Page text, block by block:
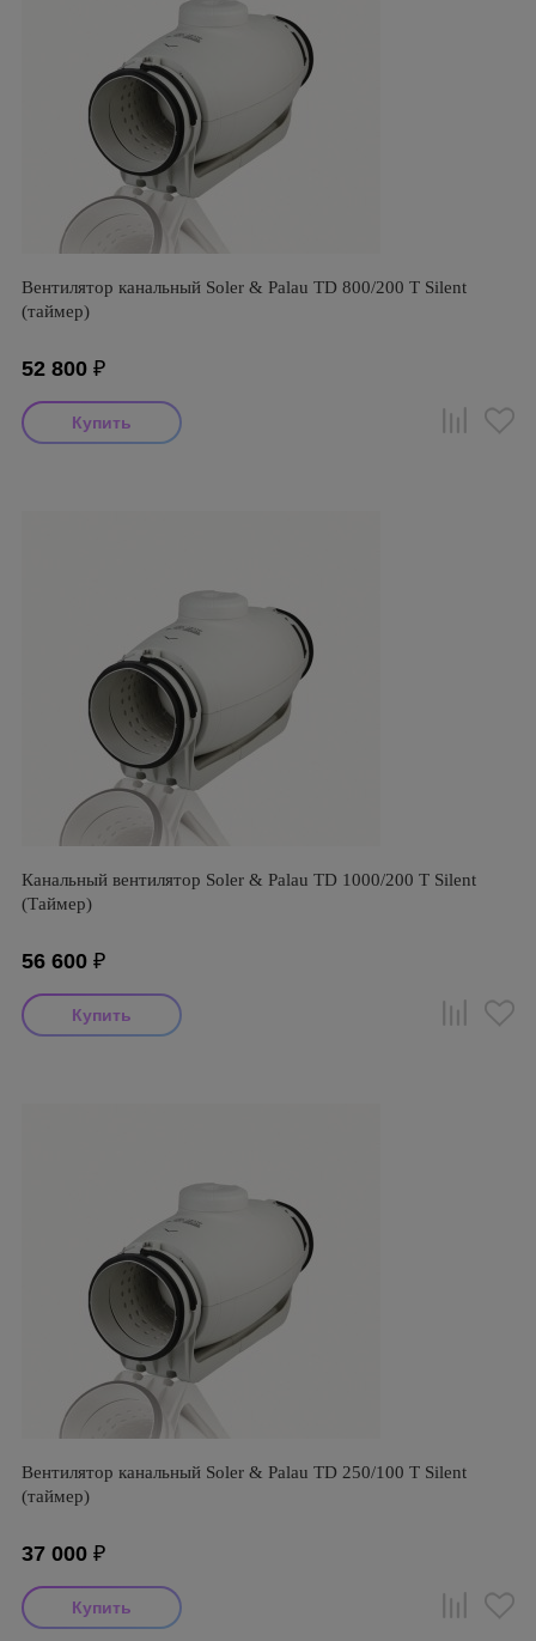
Вентилятор канальный Soler & Palau TD 800/200 T Silent
(таймер)
52 800 ₽
Канальный вентилятор Soler & Palau TD 1000/200 T Silent
(Таймер)
56 600 ₽
Вентилятор канальный Soler & Palau TD 250/100 T Silent
(таймер)
37 000 ₽